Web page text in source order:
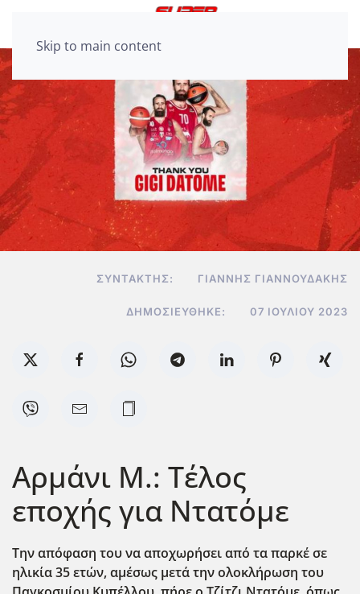
Skip to main content
ΣΥΝΤΆΚΤΗΣ: ΓΙΆΝΝΗΣ ΓΙΑΝΝΟΥΔΆΚΗΣ
ΔΗΜΟΣΙΕΎΘΗΚΕ: 07 ΙΟΥΛΊΟΥ 2023
Αρμάνι Μ.: Τέλος
εποχής για Ντατόμε
Την απόφαση του να αποχωρήσει από τα παρκέ σε
ηλικία 35 ετών, αμέσως μετά την ολοκλήρωση του